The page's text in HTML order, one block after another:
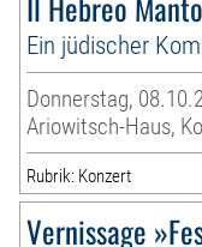
Ein jüdischer
Donnerstag,
Ariowitsch-Haus,
Rubrik: Konzert
Vernissage